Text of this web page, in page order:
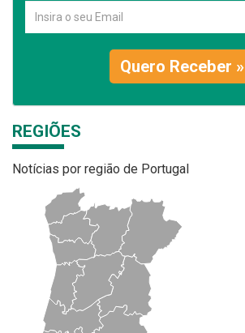
Quero Receber »
REGIÕES
Notícias por região de Portugal